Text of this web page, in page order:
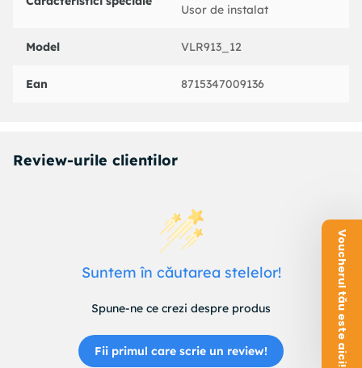
Usor de instalat
Model VLR913_12
Ean 8715347009136
Review-urile clientilor
Suntem în căutarea stelelor!
Spune-ne ce crezi despre produs
Fii primul care scrie un review! Voucherul tău este aici!